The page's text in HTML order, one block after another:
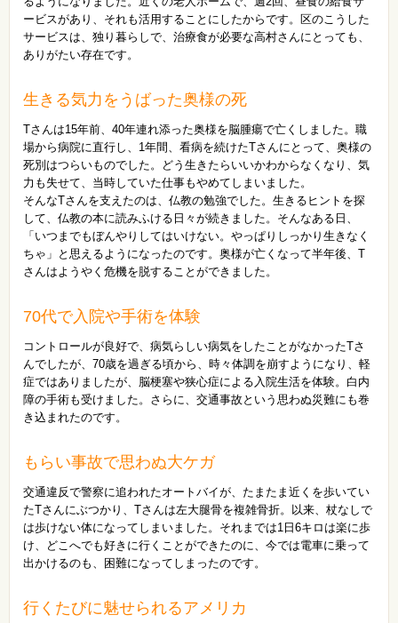
ービスがあり、それも活用することにしたからです。区のこうした
サービスは、独り暮らしで、治療食が必要な高村さんにとっても、
ありがたい存在です。
生きる気力をうばった奥様の死
Tさんは15年前、40年連れ添った奥様を脳腫瘍で亡くしました。職
場から病院に直行し、1年間、看病を続けたTさんにとって、奥様の
死別はつらいものでした。どう生きたらいいかわからなくなり、気
力も失せて、当時していた仕事もやめてしまいました。
そんなTさんを支えたのは、仏教の勉強でした。生きるヒントを探
して、仏教の本に読みふける日々が続きました。そんなある日、
「いつまでもぼんやりしてはいけない。やっぱりしっかり生きなく
ちゃ」と思えるようになったのです。奥様が亡くなって半年後、T
さんはようやく危機を脱することができました。
70代で入院や手術を体験
コントロールが良好で、病気らしい病気をしたことがなかったTさ
んでしたが、70歳を過ぎる頃から、時々体調を崩すようになり、軽
症ではありましたが、脳梗塞や狭心症による入院生活を体験。白内
障の手術も受けました。さらに、交通事故という思わぬ災難にも巻
き込まれたのです。
もらい事故で思わぬ大ケガ
交通違反で警察に追われたオートバイが、たまたま近くを歩いてい
たTさんにぶつかり、Tさんは左大腿骨を複雑骨折。以来、杖なしで
は歩けない体になってしまいました。それまでは1日6キロは楽に歩
け、どこへでも好きに行くことができたのに、今では電車に乗って
出かけるのも、困難になってしまったのです。
行くたびに魅せられるアメリカ